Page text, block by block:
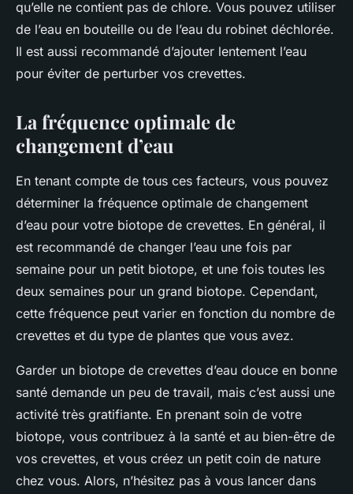
qu’elle ne contient pas de chlore. Vous pouvez utiliser
de l’eau en bouteille ou de l’eau du robinet déchlorée.
Il est aussi recommandé d’ajouter lentement l’eau
pour éviter de perturber vos crevettes.
La fréquence optimale de
changement d’eau
En tenant compte de tous ces facteurs, vous pouvez
déterminer la fréquence optimale de changement
d’eau pour votre biotope de crevettes. En général, il
est recommandé de changer l’eau une fois par
semaine pour un petit biotope, et une fois toutes les
deux semaines pour un grand biotope. Cependant,
cette fréquence peut varier en fonction du nombre de
crevettes et du type de plantes que vous avez.
Garder un biotope de crevettes d’eau douce en bonne
santé demande un peu de travail, mais c’est aussi une
activité très gratifiante. En prenant soin de votre
biotope, vous contribuez à la santé et au bien-être de
vos crevettes, et vous créez un petit coin de nature
chez vous. Alors, n’hésitez pas à vous lancer dans